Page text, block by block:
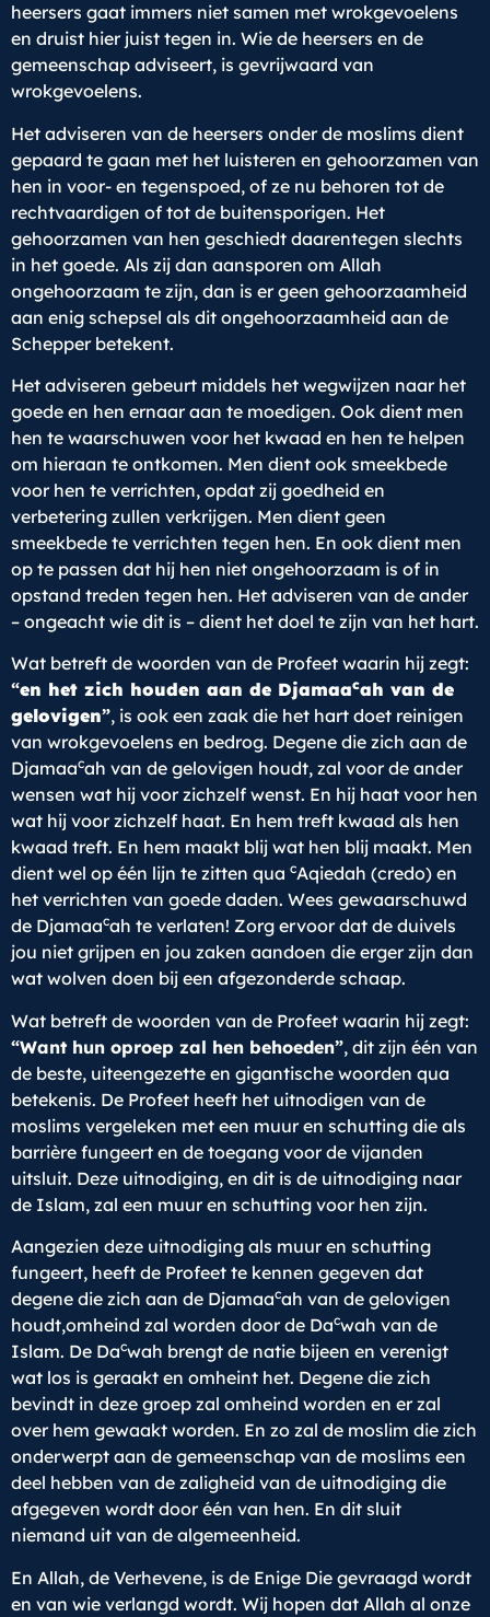
heersers gaat immers niet samen met wrokgevoelens
en druist hier juist tegen in. Wie de heersers en de
gemeenschap adviseert, is gevrijwaard van
wrokgevoelens.
Het adviseren van de heersers onder de moslims dient
gepaard te gaan met het luisteren en gehoorzamen van
hen in voor- en tegenspoed, of ze nu behoren tot de
rechtvaardigen of tot de buitensporigen. Het
gehoorzamen van hen geschiedt daarentegen slechts
in het goede. Als zij dan aansporen om Allah
ongehoorzaam te zijn, dan is er geen gehoorzaamheid
aan enig schepsel als dit ongehoorzaamheid aan de
Schepper betekent.
Het adviseren gebeurt middels het wegwijzen naar het
goede en hen ernaar aan te moedigen. Ook dient men
hen te waarschuwen voor het kwaad en hen te helpen
om hieraan te ontkomen. Men dient ook smeekbede
voor hen te verrichten, opdat zij goedheid en
verbetering zullen verkrijgen. Men dient geen
smeekbede te verrichten tegen hen. En ook dient men
op te passen dat hij hen niet ongehoorzaam is of in
opstand treden tegen hen. Het adviseren van de ander
– ongeacht wie dit is – dient het doel te zijn van het hart.
Wat betreft de woorden van de Profeet waarin hij zegt:
“en het zich houden aan de Djamaacah van de
gelovigen”, is ook een zaak die het hart doet reinigen
van wrokgevoelens en bedrog. Degene die zich aan de
Djamaacah van de gelovigen houdt, zal voor de ander
wensen wat hij voor zichzelf wenst. En hij haat voor hen
wat hij voor zichzelf haat. En hem treft kwaad als hen
kwaad treft. En hem maakt blij wat hen blij maakt. Men
dient wel op één lijn te zitten qua cAqiedah (credo) en
het verrichten van goede daden. Wees gewaarschuwd
de Djamaacah te verlaten! Zorg ervoor dat de duivels
jou niet grijpen en jou zaken aandoen die erger zijn dan
wat wolven doen bij een afgezonderde schaap.
Wat betreft de woorden van de Profeet waarin hij zegt:
“Want hun oproep zal hen behoeden”, dit zijn één van
de beste, uiteengezette en gigantische woorden qua
betekenis. De Profeet heeft het uitnodigen van de
moslims vergeleken met een muur en schutting die als
barrière fungeert en de toegang voor de vijanden
uitsluit. Deze uitnodiging, en dit is de uitnodiging naar
de Islam, zal een muur en schutting voor hen zijn.
Aangezien deze uitnodiging als muur en schutting
fungeert, heeft de Profeet te kennen gegeven dat
degene die zich aan de Djamaacah van de gelovigen
houdt,omheind zal worden door de Dacwah van de
Islam. De Dacwah brengt de natie bijeen en verenigt
wat los is geraakt en omheint het. Degene die zich
bevindt in deze groep zal omheind worden en er zal
over hem gewaakt worden. En zo zal de moslim die zich
onderwerpt aan de gemeenschap van de moslims een
deel hebben van de zaligheid van de uitnodiging die
afgegeven wordt door één van hen. En dit sluit
niemand uit van de algemeenheid.
En Allah, de Verhevene, is de Enige Die gevraagd wordt
en van wie verlangd wordt. Wij hopen dat Allah al onze